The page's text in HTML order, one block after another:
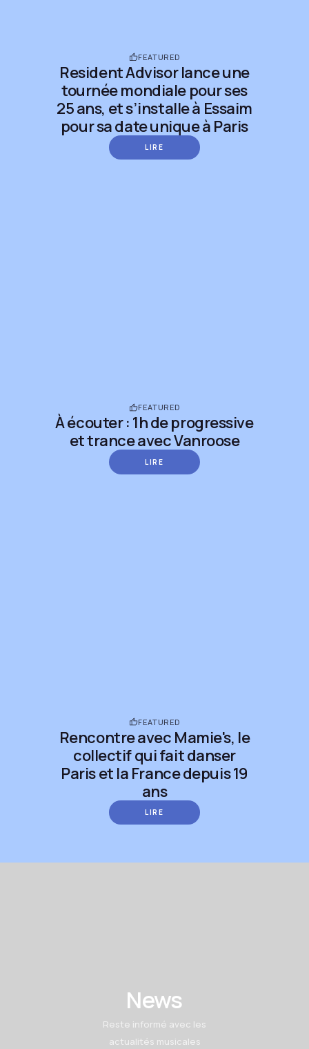
FEATURED
Resident Advisor lance une
tournée mondiale pour ses
25 ans, et s’installe à Essaim
pour sa date unique à Paris
LIRE
FEATURED
À écouter : 1h de progressive
et trance avec Vanroose
LIRE
FEATURED
Rencontre avec Mamie's, le
collectif qui fait danser
Paris et la France depuis 19
ans
LIRE
News
Reste informé avec les
actualités musicales